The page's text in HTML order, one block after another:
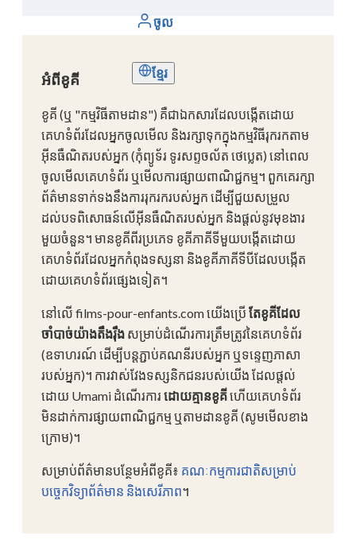
ចូល
ខ្មែរ
អំពីខូគី
ខូគី (ឬ "កម្មវិធីតាមដាន") គឺជាឯកសារដែលបង្កើតដោយ
គេហទំព័រដែលអ្នកចូលមើល និងរក្សាទុកក្នុងកម្មវិធីរុករកតាម
អ៊ីនធឺណិតរបស់អ្នក (កុំព្យូទ័រ ទូរសព្ទចល័ត ថេប្លេត) នៅពេល
ចូលមើលគេហទំព័រ ឬមើលការផ្សាយពាណិជ្ជកម្ម។ ពួកគេរក្សា
ព័ត៌មានទាក់ទងនឹងការរុករករបស់អ្នក ដើម្បីជួយសម្រួល
ដល់បទពិសោធន៍លើអ៊ីនធឺណិតរបស់អ្នក និងផ្តល់នូវមុខងារ
មួយចំនួន។ មានខូគីពីរប្រភេទ ខូគីភាគីទីមួយបង្កើតដោយ
គេហទំព័រដែលអ្នកកំពុងទស្សនា និងខូគីភាគីទីបីដែលបង្កើត
ដោយគេហទំព័រផ្សេងទៀត។
នៅលើ films-pour-enfants.com យើងប្រើ តែខូគីដែល
ចាំបាច់យ៉ាងតឹងរ៉ឹង សម្រាប់ដំណើរការត្រឹមត្រូវនៃគេហទំព័រ
(ឧទាហរណ៍ ដើម្បីបន្តភ្ជាប់គណនីរបស់អ្នក ឬទន្ទេញភាសា
របស់អ្នក)។ ការវាស់វែងទស្សនិកជនរបស់យើង ដែលផ្តល់
ដោយ Umami ដំណើរការ ដោយគ្មានខូគីហើយគេហទំព័រ
មិនដាក់ការផ្សាយពាណិជ្ជកម្ម ឬតាមដានខូគី (សូមមើលខាង
ក្រោម)។
សម្រាប់ព័ត៌មានបន្ថែមអំពីខូគី៖ គណៈកម្មការជាតិសម្រាប់
បច្ចេកវិទ្យាព័ត៌មាន និងសេរីភាព។